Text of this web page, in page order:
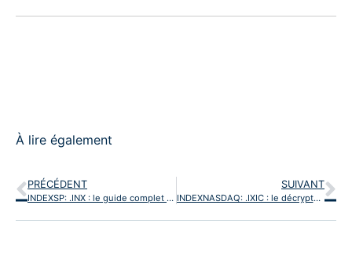
À lire également
PRÉCÉDENT
INDEXSP: .INX : le guide complet de l’indice de référence de Wall Street
SUIVANT
INDEXNASDAQ: .IXIC : le décryptage intégral de l’indice des valeurs technologiques